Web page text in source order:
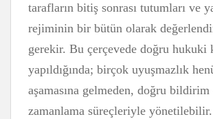
tarafların bitiş sonrası tutumları ve
rejiminin bir bütün olarak
gerekir. Bu çerçevede doğru hukuki
yapıldığında; birçok uyuşmazlık
aşamasına gelmeden, doğru bildirim
zamanlama süreçleriyle yönetilebilir.